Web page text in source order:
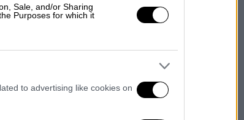
Sale, and/or Sharing
Purposes for which it
to advertising like cookies on
«Ερυθρός
που η